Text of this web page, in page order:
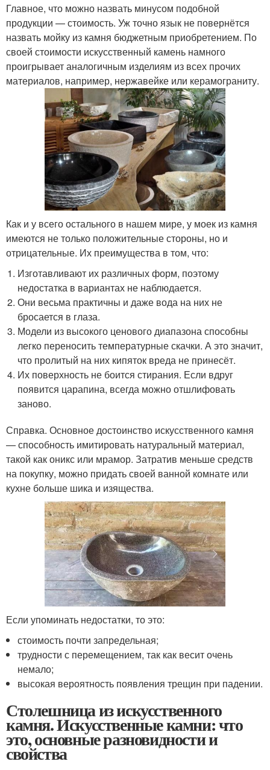
Главное, что можно назвать минусом подобной
продукции — стоимость. Уж точно язык не повернётся
назвать мойку из камня бюджетным приобретением. По
своей стоимости искусственный камень намного
проигрывает аналогичным изделиям из всех прочих
материалов, например, нержавейке или керамограниту.
Как и у всего остального в нашем мире, у моек из камня
имеются не только положительные стороны, но и
отрицательные. Их преимущества в том, что:
Изготавливают их различных форм, поэтому
недостатка в вариантах не наблюдается.
Они весьма практичны и даже вода на них не
бросается в глаза.
Модели из высокого ценового диапазона способны
легко переносить температурные скачки. А это значит,
что пролитый на них кипяток вреда не принесёт.
Их поверхность не боится стирания. Если вдруг
появится царапина, всегда можно отшлифовать
заново.
Справка. Основное достоинство искусственного камня
— способность имитировать натуральный материал,
такой как оникс или мрамор. Затратив меньше средств
на покупку, можно придать своей ванной комнате или
кухне больше шика и изящества.
Если упоминать недостатки, то это:
стоимость почти запредельная;
трудности с перемещением, так как весит очень
немало;
высокая вероятность появления трещин при падении.
Столешница из искусственного
камня. Искусственные камни: что
это, основные разновидности и
свойства